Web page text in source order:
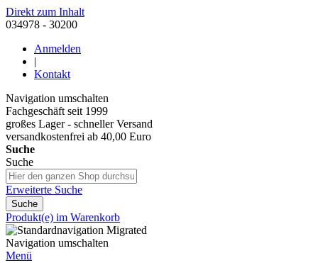
Direkt zum Inhalt
034978 - 30200
Anmelden
|
Kontakt
Navigation umschalten
Fachgeschäft seit 1999
großes Lager - schneller Versand
versandkostenfrei ab 40,00 Euro
Suche
Suche
Erweiterte Suche
Suche
Produkt(e) im Warenkorb
Navigation umschalten
Menü